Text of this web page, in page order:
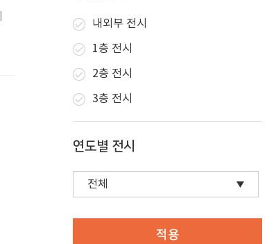
내외부 전시
1층 전시
2층 전시
3층 전시
연도별 전시
적용